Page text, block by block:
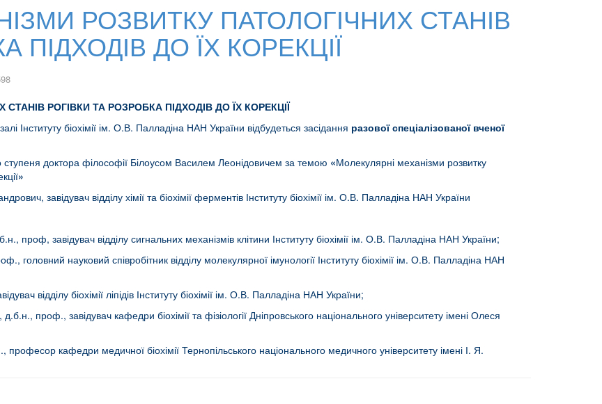
РОЗВИТКУ ПАТОЛОГІЧНИХ СТАНІВ
ПІДХОДІВ ДО ЇХ КОРЕКЦІЇ
РОГІВКИ ТА РОЗРОБКА ПІДХОДІВ ДО ЇХ КОРЕКЦІЇ
Інституту біохімії ім. О.В. Палладіна НАН України відбудеться засідання разової спеціалізованої вченої
ступеня доктора філософії Білоусом Василем Леонідовичем за темою «Молекулярні механізми розвитку
»
завідувач відділу хімії та біохімії ферментів Інституту біохімії ім. О.В. Палладіна НАН України
проф, завідувач відділу сигнальних механізмів клітини Інституту біохімії ім. О.В. Палладіна НАН України;
головний науковий співробітник відділу молекулярної імунології Інституту біохімії ім. О.В. Палладіна НАН
відділу біохімії ліпідів Інституту біохімії ім. О.В. Палладіна НАН України;
, д.б.н., проф., завідувач кафедри біохімії та фізіології Дніпровського національного університету імені Олеся
професор кафедри медичної біохімії Тернопільського національного медичного університету імені І. Я.